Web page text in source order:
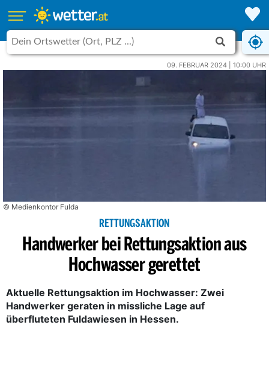
09. FEBRUAR 2024 | 10:00 UHR
© Medienkontor Fulda
RETTUNGSAKTION
Handwerker bei Rettungsaktion aus
Hochwasser gerettet
Aktuelle Rettungsaktion im Hochwasser: Zwei
Handwerker geraten in missliche Lage auf
überfluteten Fuldawiesen in Hessen.